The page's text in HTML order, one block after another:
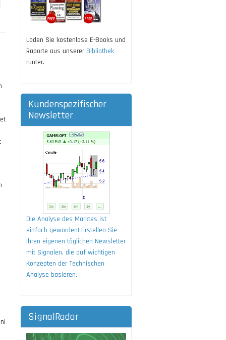
Laden Sie kostenlose E-Books und
Raporte aus unserer Bibliothek
runter.
Kundenspezifischer
Newsletter
Die Analyse des Marktes ist
einfach geworden! Erstellen Sie
Ihren eigenen täglichen Newsletter
mit Signalen, die auf wichtigen
Konzepten der Technischen
Analyse basieren.
SignalRadar